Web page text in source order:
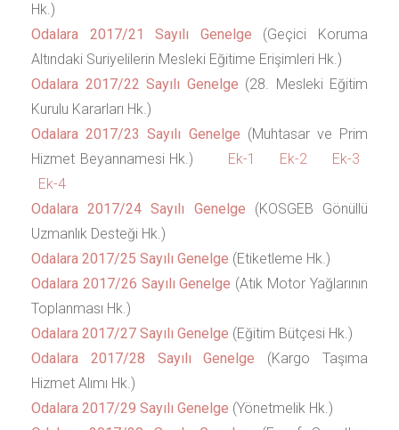
Hk.)
Odalara 2017/21 Sayılı Genelge (Geçici Koruma
Altındaki Suriyelilerin Mesleki Eğitime Erişimleri Hk.)
Odalara 2017/22 Sayılı Genelge (28. Mesleki Eğitim
Kurulu Kararları Hk.)
Odalara 2017/23 Sayılı Genelge (Muhtasar ve Prim
Hizmet Beyannamesi Hk.) Ek-1 Ek-2
Ek-3
Ek-4
Odalara 2017/24 Sayılı Genelge (KOSGEB Gönüllü
Uzmanlık Desteği Hk.)
Odalara 2017/25 Sayılı Genelge (Etiketleme Hk.)
Odalara 2017/26 Sayılı Genelge (Atık Motor Yağlarının
Toplanması Hk.)
Odalara 2017/27 Sayılı Genelge (Eğitim Bütçesi Hk.)
Odalara 2017/28 Sayılı Genelge (Kargo Taşıma
Hizmet Alımı Hk.)
Odalara 2017/29 Sayılı Genelge (Yönetmelik Hk.)